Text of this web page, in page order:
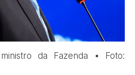
da Fazenda • Foto: